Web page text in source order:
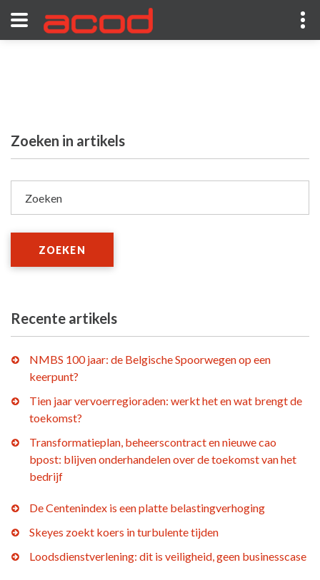
Zoeken in artikels
Zoeken
ZOEKEN
Recente artikels
NMBS 100 jaar: de Belgische Spoorwegen op een
keerpunt?
Tien jaar vervoerregioraden: werkt het en wat brengt de
toekomst?
Transformatieplan, beheerscontract en nieuwe cao
bpost: blijven onderhandelen over de toekomst van het
bedrijf
De Centenindex is een platte belastingverhoging
Skeyes zoekt koers in turbulente tijden
Loodsdienstverlening: dit is veiligheid, geen businesscase